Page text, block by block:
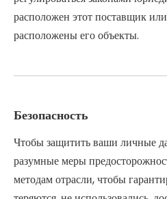
расположен этот поставщик
расположены его объекты.
Безопасность
Чтобы защитить ваши личные
разумные меры
методам отрасли, чтобы